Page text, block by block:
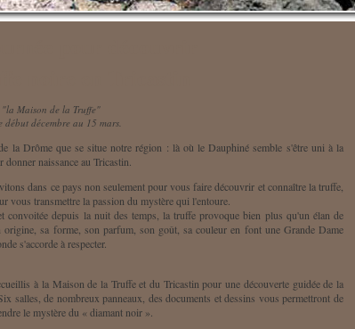
Maison de la Truffe"
début décembre au 15 mars.
la Drôme que se situe notre région : là où le Dauphiné semble s'être uni à la
donner naissance au Tricastin.
dans ce pays non seulement pour vous faire découvrir et connaître la truffe,
vous transmettre la passion du mystère qui l'entoure.
convoitée depuis la nuit des temps, la truffe provoque bien plus qu'un élan de
origine, sa forme, son parfum, son goût, sa couleur en font une Grande Dame
s'accorde à respecter.
à la Maison de la Truffe et du Tricastin pour une découverte guidée de la
salles, de nombreux panneaux, des documents et dessins vous permettront de
le mystère du « diamant noir ».